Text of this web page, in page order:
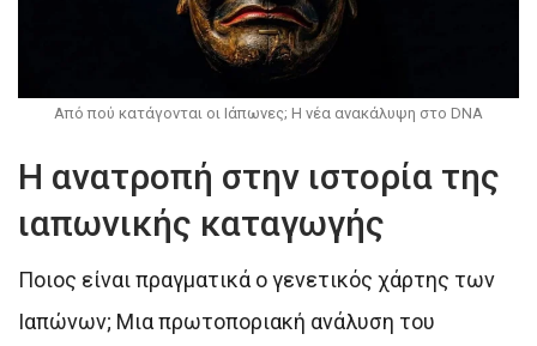
Από πού κατάγονται οι Ιάπωνες; Η νέα ανακάλυψη στο DNA
Η ανατροπή στην ιστορία της
ιαπωνικής καταγωγής
Ποιος είναι πραγματικά ο γενετικός χάρτης των
Ιαπώνων; Μια πρωτοποριακή ανάλυση του